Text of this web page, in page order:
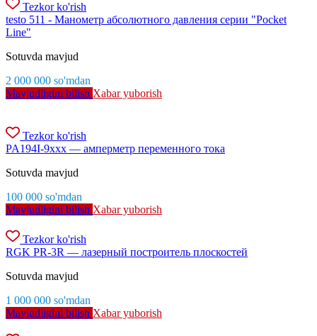
Tezkor ko'rish
testo 511 - Манометр абсолютного давления серии "Pocket
Line"
Sotuvda mavjud
2 000 000 so'mdan
Mavjudligini bilish Xabar yuborish
Tezkor ko'rish
PA194I-9xxx — амперметр переменного тока
Sotuvda mavjud
100 000 so'mdan
Mavjudligini bilish Xabar yuborish
Tezkor ko'rish
RGK PR-3R — лазерный построитель плоскостей
Sotuvda mavjud
1 000 000 so'mdan
Mavjudligini bilish Xabar yuborish